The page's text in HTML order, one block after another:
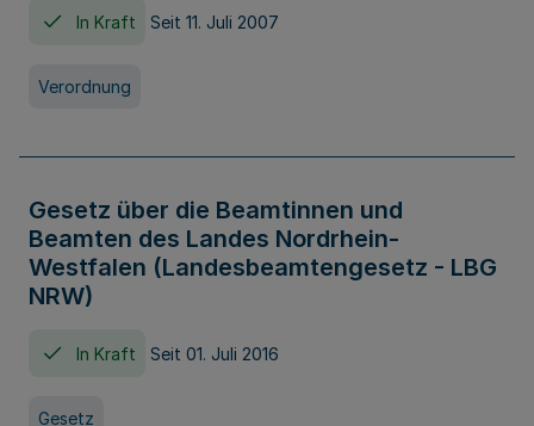
In Kraft Seit 11. Juli 2007
Verordnung
Gesetz über die Beamtinnen und
Beamten des Landes Nordrhein-
Westfalen (Landesbeamtengesetz - LBG
NRW)
In Kraft Seit 01. Juli 2016
Gesetz